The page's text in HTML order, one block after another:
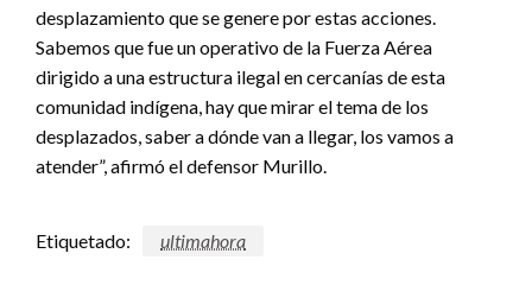
desplazamiento que se genere por estas acciones.
Sabemos que fue un operativo de la Fuerza Aérea
dirigido a una estructura ilegal en cercanías de esta
comunidad indígena, hay que mirar el tema de los
desplazados, saber a dónde van a llegar, los vamos a
atender”, afirmó el defensor Murillo.
Etiquetado: ultimahora